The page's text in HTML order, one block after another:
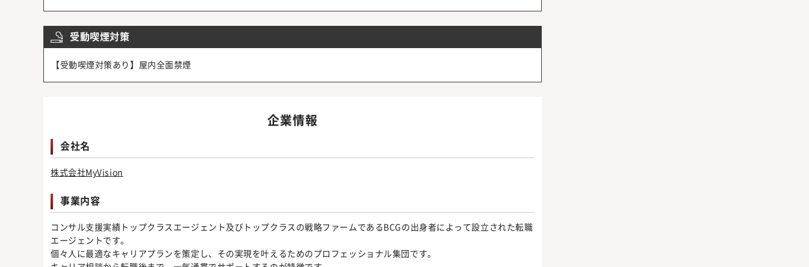
受動喫煙対策
【受動喫煙対策あり】屋内全面禁煙
企業情報
会社名
株式会社MyVision
事業内容
コンサル支援実績トップクラスエージェント及びトップクラスの戦略ファームであるBCGの出身者によって設立された転職
エージェントです。
個々人に最適なキャリアプランを策定し、その実現を叶えるためのプロフェッショナル集団です。